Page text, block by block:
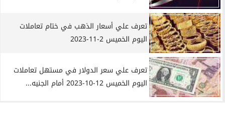
تعرف علي أسعار الذهب في ختام تعاملات
اليوم الخميس 2-11-2023
تعرف علي سعر الدولار في مستهل تعاملات
اليوم الخميس 12-10-2023 أمام الجنيه...